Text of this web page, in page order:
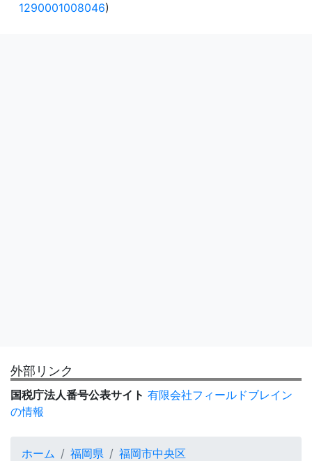
1290001008046)
外部リンク
国税庁法人番号公表サイト 有限会社フィールドブレイン
の情報
ホーム 福岡県 福岡市中央区